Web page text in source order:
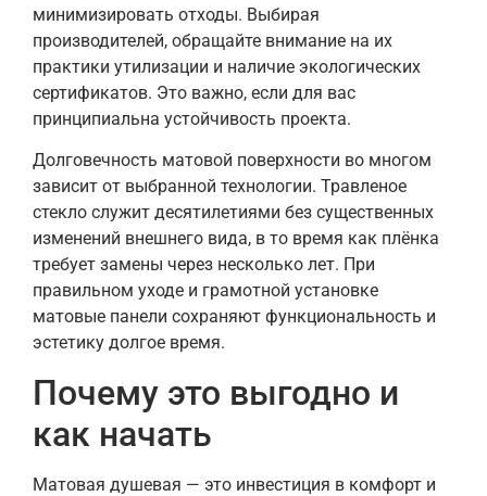
минимизировать отходы. Выбирая
производителей, обращайте внимание на их
практики утилизации и наличие экологических
сертификатов. Это важно, если для вас
принципиальна устойчивость проекта.
Долговечность матовой поверхности во многом
зависит от выбранной технологии. Травленое
стекло служит десятилетиями без существенных
изменений внешнего вида, в то время как плёнка
требует замены через несколько лет. При
правильном уходе и грамотной установке
матовые панели сохраняют функциональность и
эстетику долгое время.
Почему это выгодно и
как начать
Матовая душевая — это инвестиция в комфорт и